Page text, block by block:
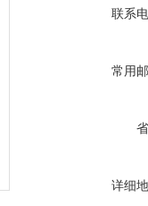
联系
常用
详细